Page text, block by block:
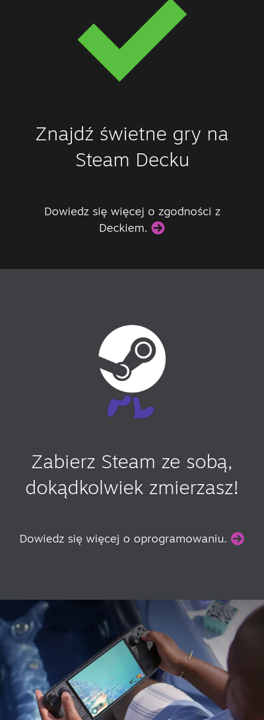
Znajdź świetne gry na
Steam Decku
Dowiedz się więcej o zgodności z
Deckiem.
Zabierz Steam ze sobą,
dokądkolwiek zmierzasz!
Dowiedz się więcej o oprogramowaniu.